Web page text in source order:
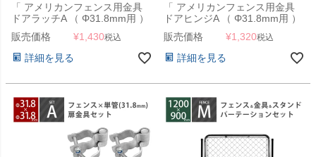
「 アメリカンフェンス用金具
ドアラッチA （ Φ31.8mm用 ）
ハンマートーンブラック 」【南
京錠・錠前ロック可能】
販売価格 ¥1,430税込
詳細を見る
「 アメリカンフェンス用金具
ドアヒンジA （ Φ31.8mm用 ）
ハンマートーンブラック 」
販売価格 ¥1,320税込
詳細を見る